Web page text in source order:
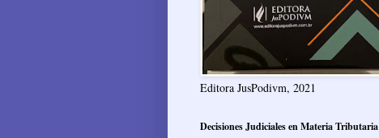
Editora JusPodivm, 2021
Decisiones Judiciales en Materia Tributaria